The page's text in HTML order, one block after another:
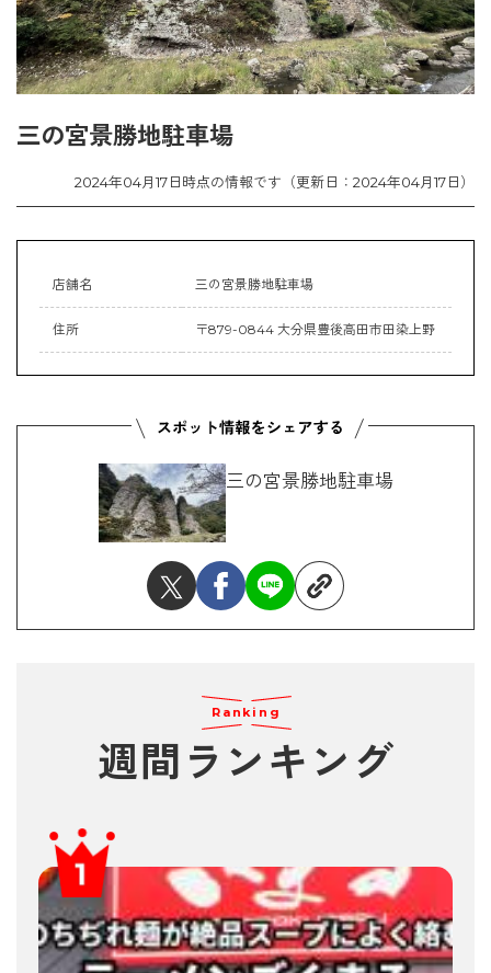
三の宮景勝地駐車場
2024年04月17日時点の情報です（更新日：2024年04月17日）
店舗名 三の宮景勝地駐車場
住所 〒879-0844 大分県豊後高田市田染上野
三の宮景勝地駐車場
Ranking
週間ランキング